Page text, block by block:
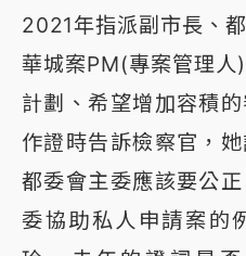
2021年指派副市長、
華城案PM(專案管理人
計劃、希望增加容積
作證時告訴檢察官，
都委會主委應該要公
委協助私人申請案的